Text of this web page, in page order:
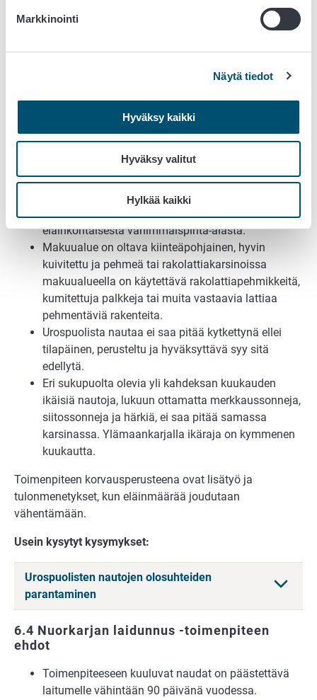
Markkinointi
Näytä tiedot
Hyväksy kaikki
Hyväksy valitut
Hylkää kaikki
Vasikoiden olosuhteiden parantaminen
6.3 Urospuolisten nautojen olosuhteiden
parantaminen -toimenpiteen ehdot
Toimenpiteen ehtoja on toteutettava tilan kaikilla
vähintään kuuden kuukauden ja enintään 18 kuukauden
ikäisillä urospuolisilla naudoilla.
Jokaista nautaa kohden pinta-alaa on oltava
lämminkasvattamossa vähintään 3,5 neliömetriä ja
kylmäkasvattamossa vähintään 5,5 neliömetriä.
Makuualuetta on oltava vähintään puolet
eläinkohtaisesta vähimmäispinta-alasta.
Makuualue on oltava kiinteäpohjainen, hyvin
kuivitettu ja pehmeä tai rakolattiakarsinoissa
makuualueella on käytettävä rakolattiapehmikkeitä,
kumitettuja palkkeja tai muita vastaavia lattiaa
pehmentäviä rakenteita.
Urospuolista nautaa ei saa pitää kytkettynä ellei
tilapäinen, perusteltu ja hyväksyttävä syy sitä
edellytä.
Eri sukupuolta olevia yli kahdeksan kuukauden
ikäisiä nautoja, lukuun ottamatta merkkaussonneja,
siitossonneja ja härkiä, ei saa pitää samassa
karsinassa. Ylämaankarjalla ikäraja on kymmenen
kuukautta.
Toimenpiteen korvausperusteena ovat lisätyö ja
tulonmenetykset, kun eläinmäärää joudutaan
vähentämään.
Usein kysytyt kysymykset:
Urospuolisten nautojen olosuhteiden
parantaminen
6.4 Nuorkarjan laidunnus -toimenpiteen
ehdot
Toimenpiteeseen kuuluvat naudat on päästettävä
laitumelle vähintään 90 päivänä vuodessa.